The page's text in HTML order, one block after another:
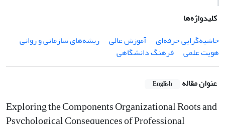
کلیدواژه‌ها
حاشیه‌گرایی حرفه‌ای
آموزش عالی
ریشه‌های سازمانی و روانی
هویت علمی
فرهنگ دانشگاهی
عنوان مقاله English
Exploring the Components Organizational Roots and